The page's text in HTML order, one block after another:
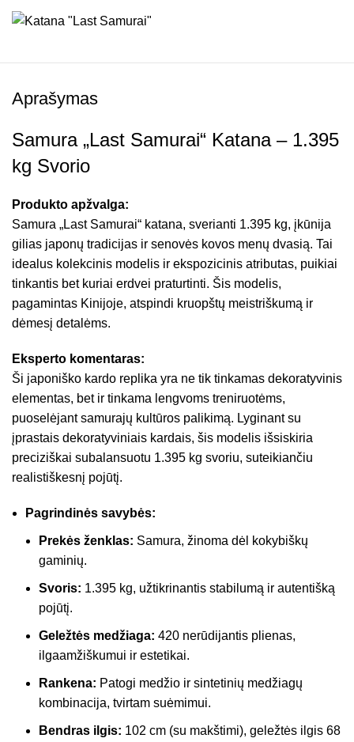
Aprašymas
Samura „Last Samurai“ Katana – 1.395
kg Svorio
Produkto apžvalga:
Samura „Last Samurai“ katana, sverianti 1.395 kg, įkūnija
gilias japonų tradicijas ir senovės kovos menų dvasią. Tai
idealus kolekcinis modelis ir ekspozicinis atributas, puikiai
tinkantis bet kuriai erdvei praturtinti. Šis modelis,
pagamintas Kinijoje, atspindi kruopštų meistriškumą ir
dėmesį detalėms.
Eksperto komentaras:
Ši japoniško kardo replika yra ne tik tinkamas dekoratyvinis
elementas, bet ir tinkama lengvoms treniruotėms,
puoselėjant samurajų kultūros palikimą. Lyginant su
įprastais dekoratyviniais kardais, šis modelis išsiskiria
preciziškai subalansuotu 1.395 kg svoriu, suteikiančiu
realistiškesnį pojūtį.
Pagrindinės savybės:
Prekės ženklas: Samura, žinoma dėl kokybiškų
gaminių.
Svoris: 1.395 kg, užtikrinantis stabilumą ir autentišką
pojūtį.
Geležtės medžiaga: 420 nerūdijantis plienas,
ilgaamžiškumui ir estetikai.
Rankena: Patogi medžio ir sintetinių medžiagų
kombinacija, tvirtam suėmimui.
Bendras ilgis: 102 cm (su makštimi), geležtės ilgis 68